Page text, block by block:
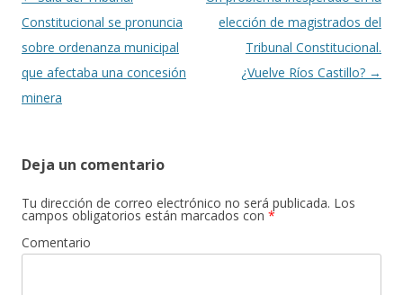
de
entradas
Constitucional se pronuncia
sobre ordenanza municipal
que afectaba una concesión
minera
elección de magistrados del
Tribunal Constitucional.
¿Vuelve Ríos Castillo? →
Deja un comentario
Tu dirección de correo electrónico no será publicada. Los
campos obligatorios están marcados con *
Comentario